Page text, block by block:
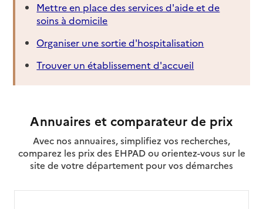
Mettre en place des services d'aide et de
soins à domicile
Organiser une sortie d'hospitalisation
Trouver un établissement d'accueil
Annuaires et comparateur de prix
Avec nos annuaires, simplifiez vos recherches,
comparez les prix des EHPAD ou orientez-vous sur le
site de votre département pour vos démarches